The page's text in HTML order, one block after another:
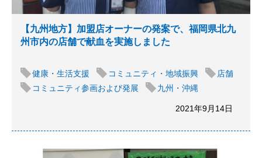
【九州地方】加盟店オーナーの発案で、福岡県北九
州市内の店舗で献血を実施しました
健康・生活支援 コミュニティ・地域振興
店舗
コミュニティ参画および発展
九州・沖縄
2021年9月14日